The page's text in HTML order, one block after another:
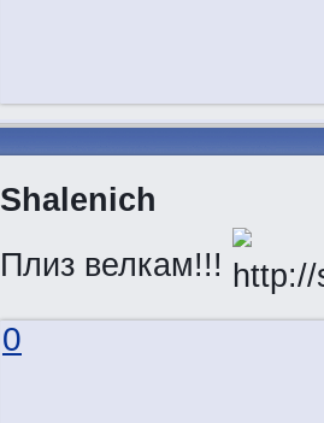
Shalenich
Плиз велкам!!!
0